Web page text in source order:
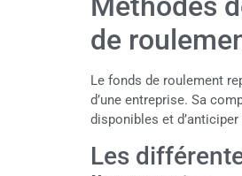
de
Le fonds de roulement
d’une entreprise. Sa
disponibles et
Les